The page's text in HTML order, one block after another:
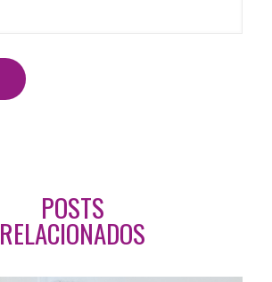
POSTS
RELACIONADOS